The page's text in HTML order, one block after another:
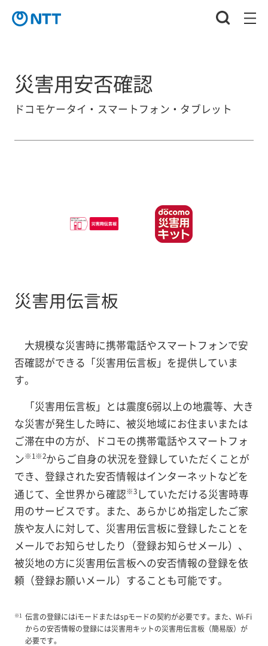
災害用安否確認
ドコモケータイ・スマートフォン・タブレット
災害用伝言板
大規模な災害時に携帯電話やスマートフォンで安
否確認ができる「災害用伝言板」を提供していま
す。
「災害用伝言板」とは震度6弱以上の地震等、大き
な災害が発生した時に、被災地域にお住まいまたは
ご滞在中の方が、ドコモの携帯電話やスマートフォ
ン※1※2からご自身の状況を登録していただくことが
でき、登録された安否情報はインターネットなどを
通じて、全世界から確認※3していただける災害時専
用のサービスです。また、あらかじめ指定したご家
族や友人に対して、災害用伝言板に登録したことを
メールでお知らせしたり（登録お知らせメール）、
被災地の方に災害用伝言板への安否情報の登録を依
頼（登録お願いメール）することも可能です。
伝言の登録にはiモードまたはspモードの契約が必要です。また、Wi-Fi
からの安否情報の登録には災害用キットの災害用伝言板（簡易版）が
必要です。